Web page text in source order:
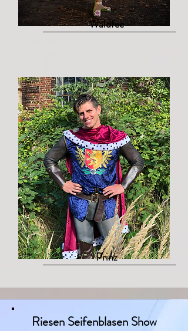
Waldfee
Prinz
Riesen Seifenblasen Show